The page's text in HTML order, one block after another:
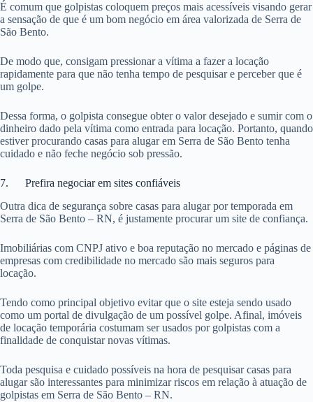
É comum que golpistas coloquem preços mais acessíveis visando gerar
a sensação de que é um bom negócio em área valorizada de Serra de
São Bento.
De modo que, consigam pressionar a vítima a fazer a locação
rapidamente para que não tenha tempo de pesquisar e perceber que é
um golpe.
Dessa forma, o golpista consegue obter o valor desejado e sumir com o
dinheiro dado pela vítima como entrada para locação. Portanto, quando
estiver procurando casas para alugar em Serra de São Bento tenha
cuidado e não feche negócio sob pressão.
7. Prefira negociar em sites confiáveis
Outra dica de segurança sobre casas para alugar por temporada em
Serra de São Bento – RN, é justamente procurar um site de confiança.
Imobiliárias com CNPJ ativo e boa reputação no mercado e páginas de
empresas com credibilidade no mercado são mais seguros para
locação.
Tendo como principal objetivo evitar que o site esteja sendo usado
como um portal de divulgação de um possível golpe. Afinal, imóveis
de locação temporária costumam ser usados por golpistas com a
finalidade de conquistar novas vítimas.
Toda pesquisa e cuidado possíveis na hora de pesquisar casas para
alugar são interessantes para minimizar riscos em relação à atuação de
golpistas em Serra de São Bento – RN.